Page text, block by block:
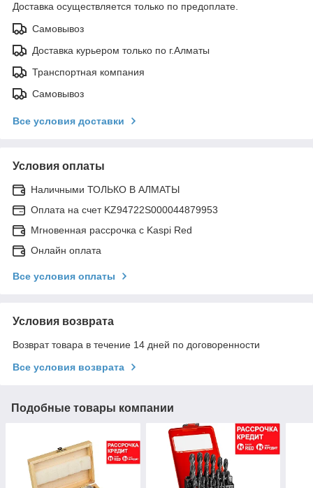
Доставка осуществляется только по предоплате.
Самовывоз
Доставка курьером только по г.Алматы
Транспортная компания
Самовывоз
Все условия доставки
Условия оплаты
Наличными ТОЛЬКО В АЛМАТЫ
Оплата на счет KZ94722S000044879953
Мгновенная рассрочка с Kaspi Red
Онлайн оплата
Все условия оплаты
Условия возврата
Возврат товара в течение 14 дней по договоренности
Все условия возврата
Подобные товары компании